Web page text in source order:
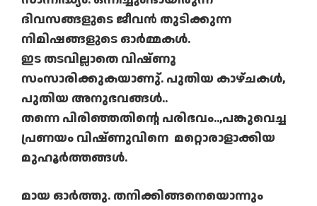
ദിവസങ്ങളുടെ ജീവൻ തുടിക്കുന്ന
നിമിഷങ്ങളുടെ ഓർമ്മകൾ.
ഇട തടവില്ലാതെ വിഷ്ണു
സംസാരിക്കുകയാണു്. പുതിയ കാഴ്ചകൾ,
പുതിയ അനുഭവങ്ങൾ..
തന്നെ പിരിഞ്ഞതിന്റെ പരിഭവം..,പങ്കുവെച്ച
പ്രണയം വിഷ്ണുവിനെ മറ്റൊരാളാക്കിയ
മുഹൂർത്തങ്ങൾ.
മായ ഓർത്തു. തനിക്കിങ്ങനെയൊന്നും